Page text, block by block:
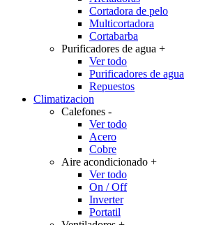
Cortadora de pelo
Multicortadora
Cortabarba
Purificadores de agua +
Ver todo
Purificadores de agua
Repuestos
Climatizacion
Calefones -
Ver todo
Acero
Cobre
Aire acondicionado +
Ver todo
On / Off
Inverter
Portatil